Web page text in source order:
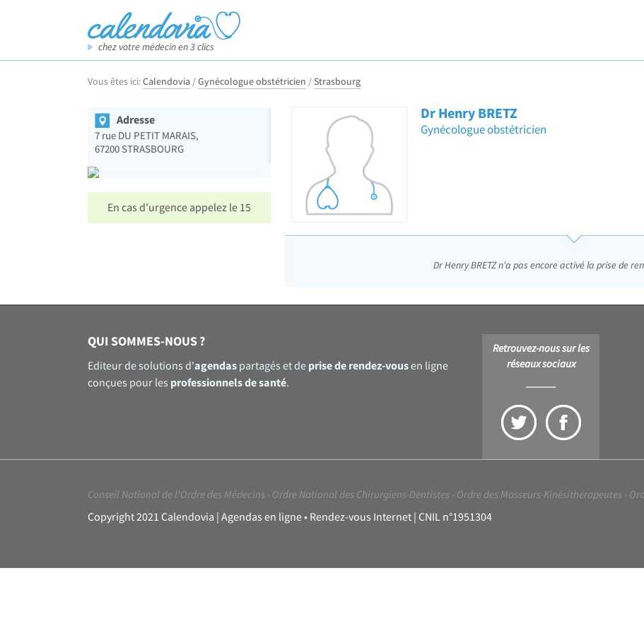
chez votre médecin en 3 clics
Vous êtes ici:Calendovia/Gynécologue obstétricien /Strasbourg
Dr Henry BRETZ
Gynécologue obstétricien
Dr Henry BRETZ n'a pas encore activé la prise de
Adresse
7 rue DU PETIT MARAIS,
67200 STRASBOURG
En cas d'urgence appelez le 15
QUI SOMMES-NOUS ?
Editeur de solutions d'agendas partagés et de prise de rendez-vousen ligne
conçues pour les professionnels de santé.
Retrouvez-nous sur les
réseaux sociaux
Conseil National de l'Ordre des Médecins - Ordre National des Chirurgiens-Dentistes - Ordre des Masseurs-Kinésithérapeutes -
Copyright 2021 Calendovia | Agendas en ligne • Rendez-vous Internet | CNIL n°1951304